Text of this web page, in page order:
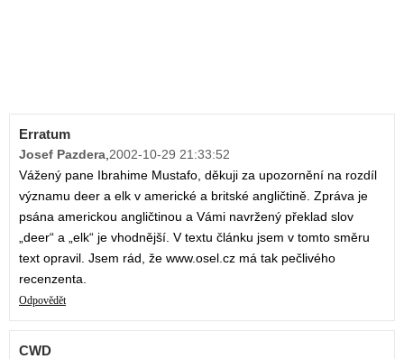
Erratum
Josef Pazdera 2002-10-29 21:33:52
Vážený pane Ibrahime Mustafo, děkuji za upozornění na rozdíl
významu deer a elk v americké a britské angličtině. Zpráva je
psána americkou angličtinou a Vámi navržený překlad slov
„deer“ a „elk“ je vhodnější. V textu článku jsem v tomto směru
text opravil. Jsem rád, že www.osel.cz má tak pečlivého
recenzenta.
Odpovědět
CWD